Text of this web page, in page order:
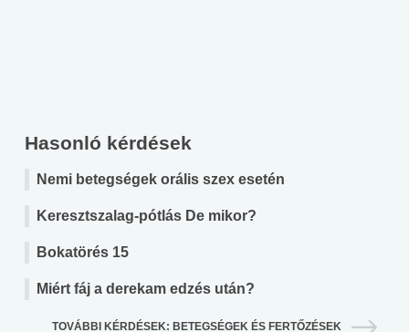
Hasonló kérdések
Nemi betegségek orális szex esetén
Keresztszalag-pótlás De mikor?
Bokatörés 15
Miért fáj a derekam edzés után?
TOVÁBBI KÉRDÉSEK: BETEGSÉGEK ÉS FERTŐZÉSEK